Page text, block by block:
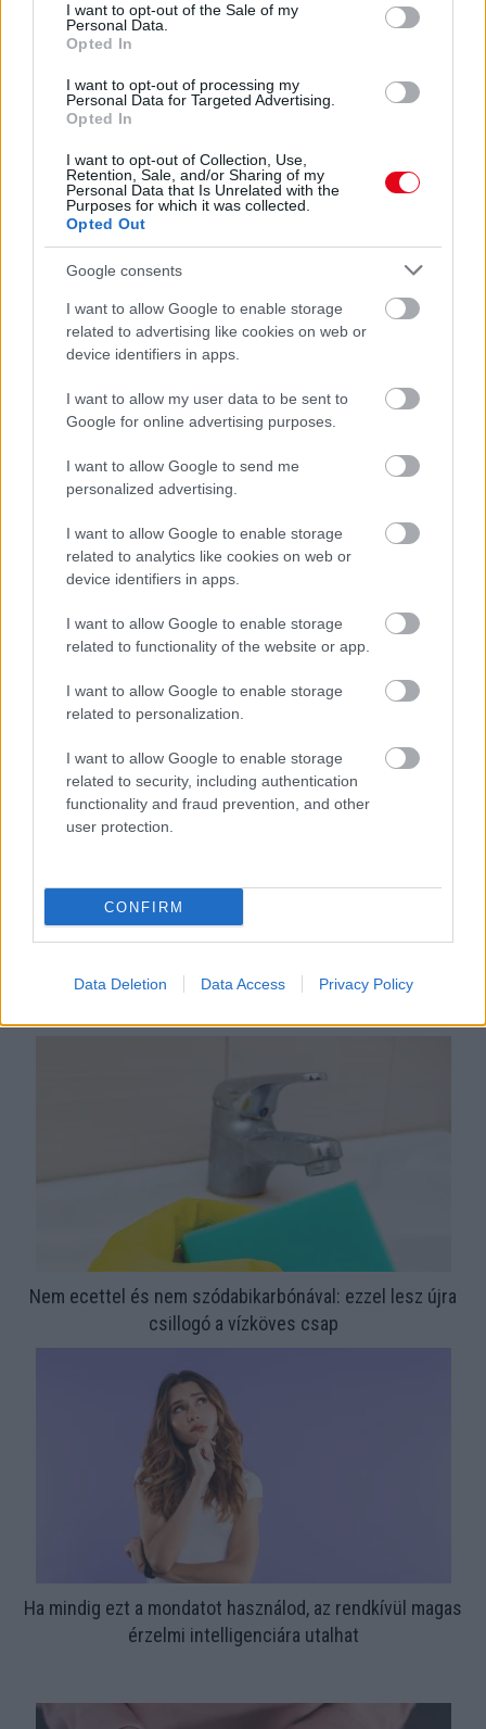
I want to opt-out of the Sale of my
Personal Data.
Opted In
I want to opt-out of processing my
Personal Data for Targeted Advertising.
Opted In
I want to opt-out of Collection, Use,
Retention, Sale, and/or Sharing of my
Personal Data that Is Unrelated with the
Purposes for which it was collected.
Opted Out
Google consents
I want to allow Google to enable storage
related to advertising like cookies on web or
device identifiers in apps.
I want to allow my user data to be sent to
Google for online advertising purposes.
I want to allow Google to send me
personalized advertising.
I want to allow Google to enable storage
related to analytics like cookies on web or
device identifiers in apps.
I want to allow Google to enable storage
related to functionality of the website or app.
I want to allow Google to enable storage
related to personalization.
I want to allow Google to enable storage
related to security, including authentication
functionality and fraud prevention, and other
user protection.
CONFIRM
Data Deletion Data Access Privacy Policy
Ha ezt érzed evés után, a szervezeted fontos dologra
próbál figyelmeztetni
Orvos figyelmeztet: ezt az apró reggeli tünetet ne
Ezért párásodik be állandóan az ablak – egyszerűbb a
Nem ecettel és nem szódabikarbónával: ezzel lesz újra
csillogó a vízköves csap
Ha mindig ezt a mondatot használod, az rendkívül magas
érzelmi intelligenciára utalhat